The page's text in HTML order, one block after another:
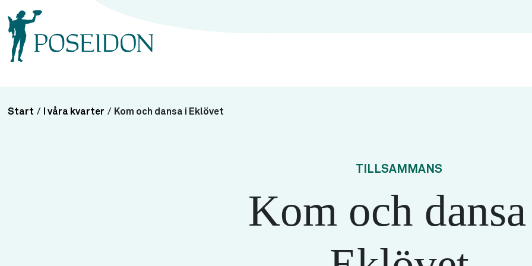
Start / I våra kvarter / Kom och dansa i Eklövet
TILLSAMMANS
Kom och